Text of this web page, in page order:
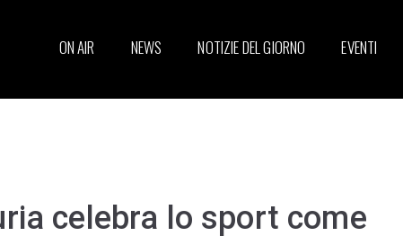
ON AIR NEWS NOTIZIE DEL GIORNO EVENTI
celebra lo sport come